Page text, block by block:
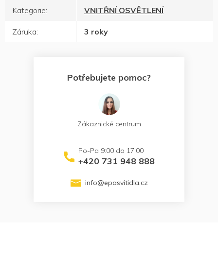
Kategorie: VNITŘNÍ OSVĚTLENÍ
Záruka: 3 roky
Potřebujete pomoc?
Zákaznické centrum
+420 731 948 888
info@epasvitidla.cz